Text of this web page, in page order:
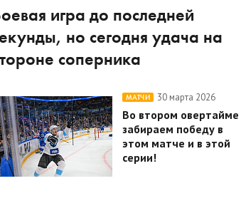
игра до последней
но сегодня удача на
соперника
МАТЧИ 30 марта 2026
Во втором овертайме
забираем победу в
этом матче и в этой
серии!